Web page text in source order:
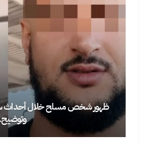
ظهور شخص مسلح خلال أحداث